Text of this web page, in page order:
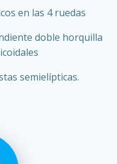
en las 4 ruedas
doble horquilla
semielípticas.